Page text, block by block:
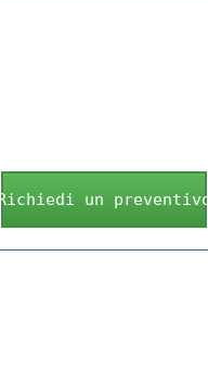
Richiedi un preventivo